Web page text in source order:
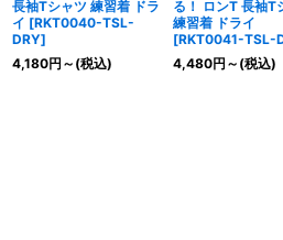
長袖Tシャツ 練習着 ドラ
イ [RKT0040-TSL-
DRY]
4,180円 ～ (税込)
る！ ロンT 長袖T
練習着 ドライ
[RKT0041-TSL-
4,480円 ～ (税込)